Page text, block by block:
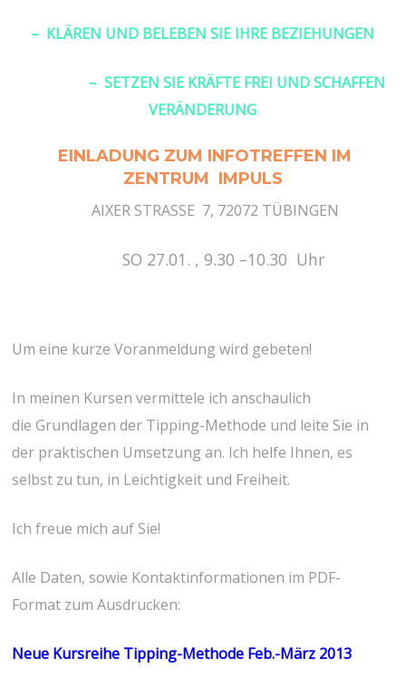
– KLÄREN UND BELEBEN SIE IHRE BEZIEHUNGEN
– SETZEN SIE KRÄFTE FREI UND SCHAFFEN
VERÄNDERUNG
EINLADUNG ZUM INFOTREFFEN IM
ZENTRUM IMPULS
AIXER STRASSE 7, 72072 TÜBINGEN
SO 27.01. , 9.30 –10.30 Uhr
Um eine kurze Voranmeldung wird gebeten!
In meinen Kursen vermittele ich anschaulich
die Grundlagen der Tipping-Methode und leite Sie in
der praktischen Umsetzung an. Ich helfe Ihnen, es
selbst zu tun, in Leichtigkeit und Freiheit.
Ich freue mich auf Sie!
Alle Daten, sowie Kontaktinformationen im PDF-
Format zum Ausdrucken:
Neue Kursreihe Tipping-Methode Feb.-März 2013